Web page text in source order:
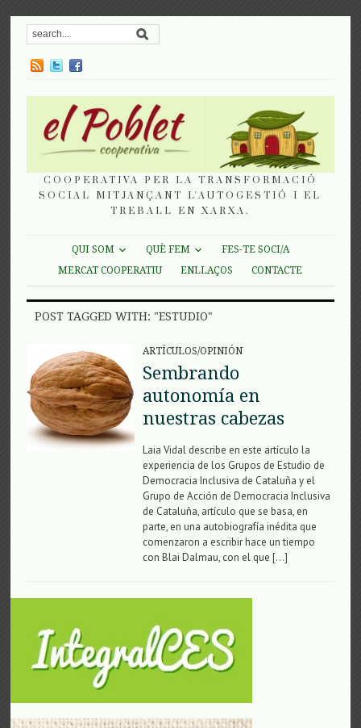
COOPERATIVA PER LA TRANSFORMACIÓ
SOCIAL MITJANÇANT L'AUTOGESTIÓ I EL
TREBALL EN XARXA.
QUI SOM QUÈ FEM
FES-TE SOCI/A
MERCAT COOPERATIU
ENLLAÇOS CONTACTE
POST TAGGED WITH: "ESTUDIO"
ARTÍCULOS/OPINIÓN
Sembrando
autonomía en
nuestras cabezas
Laia Vidal describe en este artículo la
experiencia de los Grupos de Estudio de
Democracia Inclusiva de Cataluña y el
Grupo de Acción de Democracia Inclusiva
de Cataluña, artículo que se basa, en
parte, en una autobiografía inédita que
comenzaron a escribir hace un tiempo
con Blai Dalmau, con el que […]